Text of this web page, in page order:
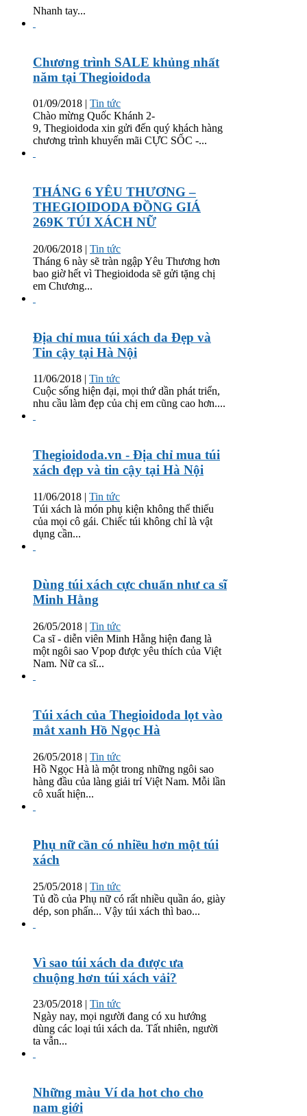
Nhanh tay...
Chương trình SALE khủng nhất
năm tại Thegioidoda
01/09/2018 | Tin tức
Chào mừng Quốc Khánh 2-
9, Thegioidoda xin gửi đến quý khách hàng
chương trình khuyến mãi CỰC SỐC -...
THÁNG 6 YÊU THƯƠNG –
THEGIOIDODA ĐỒNG GIÁ
269K TÚI XÁCH NỮ
20/06/2018 | Tin tức
Tháng 6 này sẽ tràn ngập Yêu Thương hơn
bao giờ hết vì Thegioidoda sẽ gửi tặng chị
em Chương...
Địa chỉ mua túi xách da Đẹp và
Tin cậy tại Hà Nội
11/06/2018 | Tin tức
Cuộc sống hiện đại, mọi thứ dần phát triển,
nhu cầu làm đẹp của chị em cũng cao hơn....
Thegioidoda.vn - Địa chỉ mua túi
xách đẹp và tin cậy tại Hà Nội
11/06/2018 | Tin tức
Túi xách là món phụ kiện không thể thiếu
của mọi cô gái. Chiếc túi không chỉ là vật
dụng cần...
Dùng túi xách cực chuẩn như ca sĩ
Minh Hằng
26/05/2018 | Tin tức
Ca sĩ - diễn viên Minh Hằng hiện đang là
một ngôi sao Vpop được yêu thích của Việt
Nam. Nữ ca sĩ...
Túi xách của Thegioidoda lọt vào
mắt xanh Hồ Ngọc Hà
26/05/2018 | Tin tức
Hồ Ngọc Hà là một trong những ngôi sao
hàng đầu của làng giải trí Việt Nam. Mỗi lần
cô xuất hiện...
Phụ nữ cần có nhiều hơn một túi
xách
25/05/2018 | Tin tức
Tủ đồ của Phụ nữ có rất nhiều quần áo, giày
dép, son phấn... Vậy túi xách thì bao...
Vì sao túi xách da được ưa
chuộng hơn túi xách vải?
23/05/2018 | Tin tức
Ngày nay, mọi người đang có xu hướng
dùng các loại túi xách da. Tất nhiên, người
ta vẫn...
Những màu Ví da hot cho cho
nam giới